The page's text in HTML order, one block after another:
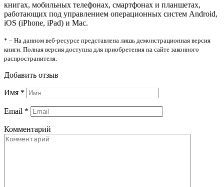
книгах, мобильных телефонах, смартфонах и планшетах,
работающих под управлением операционных систем Android,
iOS (iPhone, iPad) и Mac.
* – На данном веб-ресурсе представлена лишь демонстрационная версия
книги. Полная версия доступна для приобретения на сайте законного
распространителя.
Добавить отзыв
Имя *
Email *
Комментарий